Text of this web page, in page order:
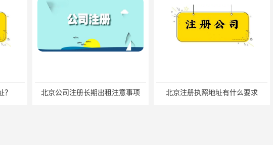
事项 北京注册执照地址有什么要求 北京公司注销大概费用都是多少？